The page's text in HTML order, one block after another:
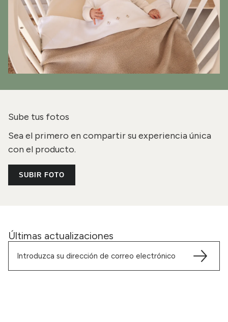
Sube tus fotos
Sea el primero en compartir su experiencia única
con el producto.
SUBIR FOTO
Últimas actualizaciones